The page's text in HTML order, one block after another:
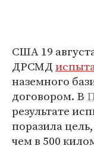
США 19
ДРСМД
наземного
договором. В
результате
поразила
чем в 500